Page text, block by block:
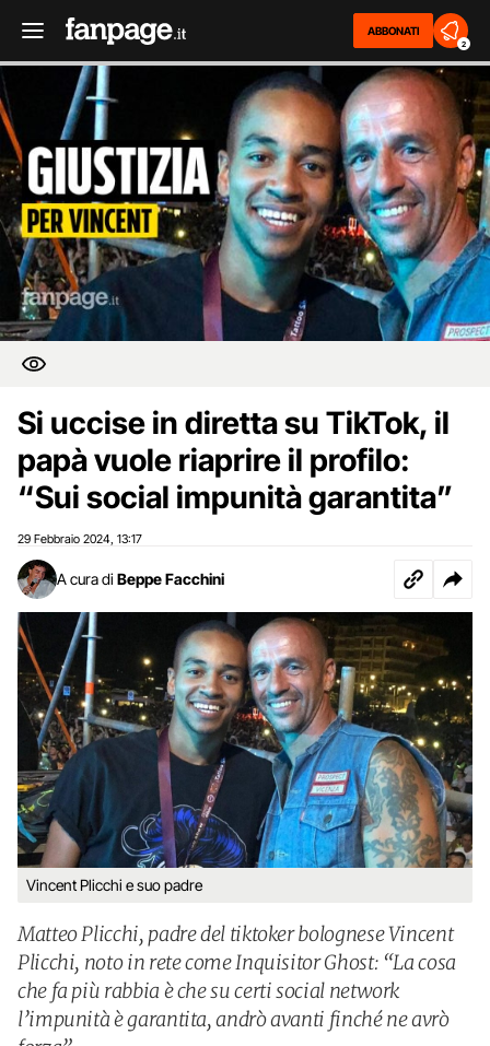
ABBONATI
2
Si uccise in diretta su TikTok, il
papà vuole riaprire il profilo:
“Sui social impunità garantita”
29 Febbraio 2024 13:17
A cura di Beppe Facchini
Vincent Plicchi e suo padre
Matteo Plicchi, padre del tiktoker bolognese Vincent
Plicchi, noto in rete come Inquisitor Ghost: “La cosa
che fa più rabbia è che su certi social network
l’impunità è garantita, andrò avanti finché ne avrò